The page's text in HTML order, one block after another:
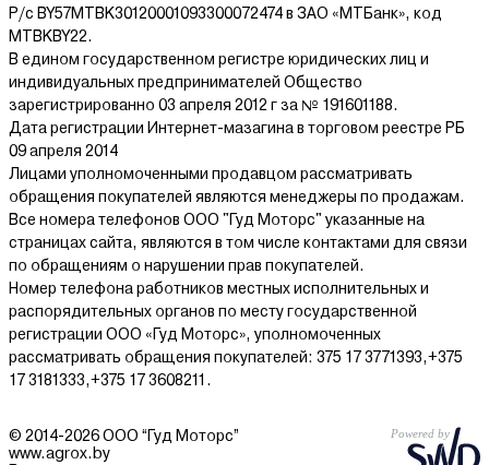
Р/с BY57MTBK30120001093300072474 в ЗАО «МТБанк», код
MTBKBY22.
В едином государственном регистре юридических лиц и
индивидуальных предпринимателей Общество
зарегистрированно 03 апреля 2012 г за № 191601188.
Дата регистрации Интернет-мазагина в торговом реестре РБ
09 апреля 2014
Лицами уполномоченными продавцом рассматривать
обращения покупателей являются менеджеры по продажам.
Все номера телефонов ООО "Гуд Моторс" указанные на
страницах сайта, являются в том числе контактами для связи
по обращениям о нарушении прав покупателей.
Номер телефона работников местных исполнительных и
распорядительных органов по месту государственной
регистрации ООО «Гуд Моторс», уполномоченных
рассматривать обращения покупателей: 375 17 3771393,+375
17 3181333,+375 17 3608211.
© 2014-2026 ООО “Гуд Моторс”
www.agrox.by